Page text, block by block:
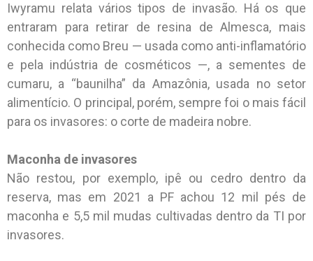
Iwyramu relata vários tipos de invasão. Há os que
entraram para retirar de resina de Almesca, mais
conhecida como Breu — usada como anti-inflamatório
e pela indústria de cosméticos —, a sementes de
cumaru, a “baunilha” da Amazônia, usada no setor
alimentício. O principal, porém, sempre foi o mais fácil
para os invasores: o corte de madeira nobre.
Maconha de invasores
Não restou, por exemplo, ipê ou cedro dentro da
reserva, mas em 2021 a PF achou 12 mil pés de
maconha e 5,5 mil mudas cultivadas dentro da TI por
invasores.